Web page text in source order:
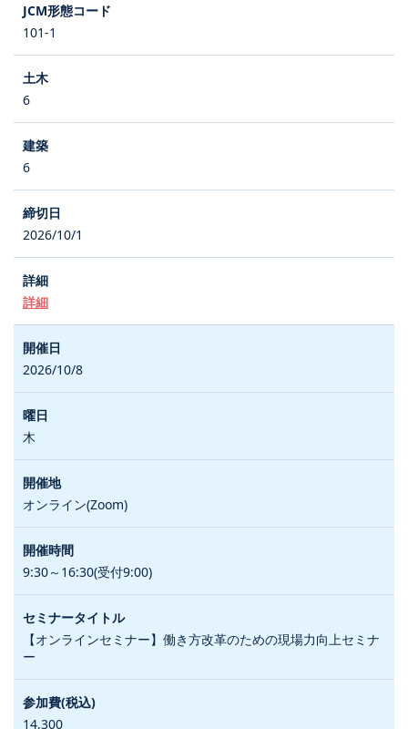
101-1
6
6
2026/10/1
詳細
2026/10/8
木
オンライン(Zoom)
9:30～16:30(受付9:00)
【オンラインセミナー】働き方改革のための現場力向上セミナ
ー
14,300